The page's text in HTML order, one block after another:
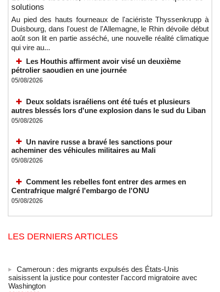
solutions
Au pied des hauts fourneaux de l'aciériste Thyssenkrupp à
Duisbourg, dans l'ouest de l'Allemagne, le Rhin dévoile début
août son lit en partie asséché, une nouvelle réalité climatique
qui vire au...
Les Houthis affirment avoir visé un deuxième
pétrolier saoudien en une journée
05/08/2026
Deux soldats israéliens ont été tués et plusieurs
autres blessés lors d'une explosion dans le sud du Liban
05/08/2026
Un navire russe a bravé les sanctions pour
acheminer des véhicules militaires au Mali
05/08/2026
Comment les rebelles font entrer des armes en
Centrafrique malgré l'embargo de l'ONU
05/08/2026
LES DERNIERS ARTICLES
saisissent la justice pour contester l'accord migratoire avec
Washington
06/08/2026 -